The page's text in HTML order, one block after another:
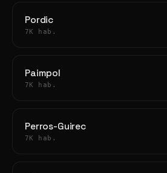
Pordic
7K hab.
Paimpol
7K hab.
Perros-Guirec
7K hab.